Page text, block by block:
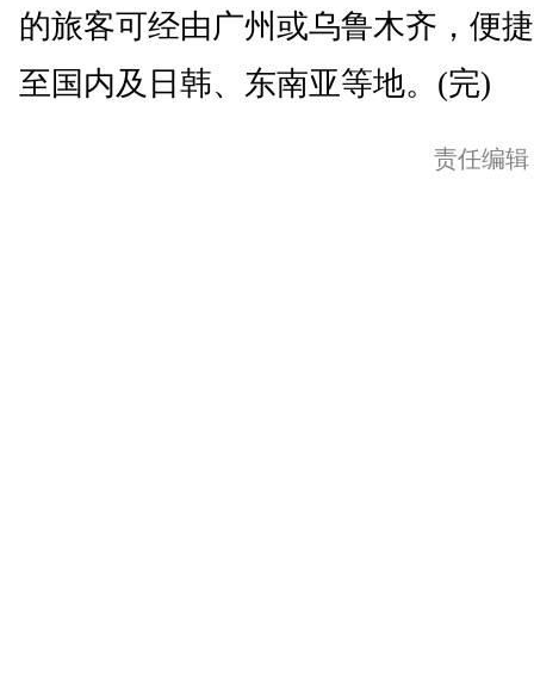
的旅客可经由广州或乌鲁木齐，便
至国内及日韩、东南亚等地。(完)
责任编